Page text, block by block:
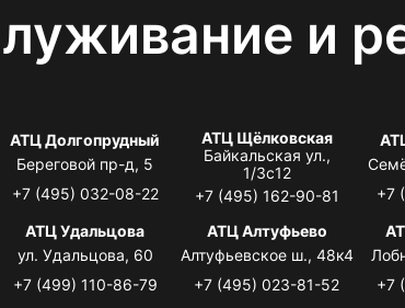
и
АТЦ Долгопрудный
Береговой пр-д, 5
+7 (495) 032-08-22
АТЦ Щёлковская
Байкальская ул.,
1/3с12
+7 (495) 162-90-81
+7
АТЦ Удальцова
ул. Удальцова, 60
+7 (499) 110-86-79
АТЦ Алтуфьево
Алтуфьевское ш., 48к4
+7 (495) 023-81-52
+7